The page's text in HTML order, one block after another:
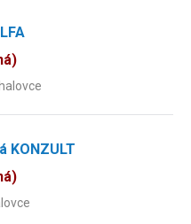
KONZULT